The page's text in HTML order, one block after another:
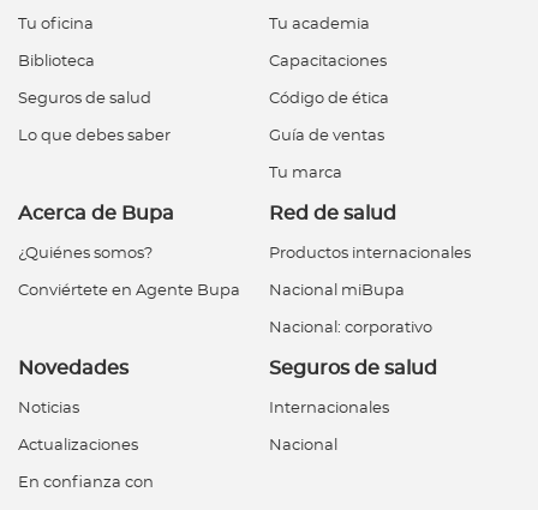
Tu oficina
Biblioteca
Seguros de salud
Lo que debes saber
Tu academia
Capacitaciones
Código de ética
Guía de ventas
Tu marca
Acerca de Bupa
¿Quiénes somos?
Conviértete en Agente Bupa
Red de salud
Productos internacionales
Nacional miBupa
Nacional: corporativo
Novedades
Noticias
Actualizaciones
En confianza con
Seguros de salud
Internacionales
Nacional